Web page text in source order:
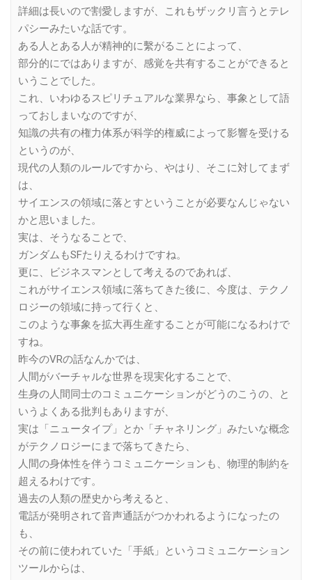
詳細は長いので割愛しますが、これもザックリ言うとテレ
パシーみたいな話です。
ある人とある人が精神的に繫がることによって、
部分的にではありますが、感覚を共有することができると
いうことでした。
これ、いわゆるスピリチュアルな業界なら、事象として語
っておしまいなのですが、
知識の共有の権力体系が科学的権威によって影響を受ける
というのが、
現代の人類のルールですから、やはり、そこに対してまず
は、
サイエンスの領域に落とすということが必要なんじゃない
かと思いました。
実は、そうなることで、
ガンダムもSFたりえるわけですね。
更に、ビジネスマンとして考えるのであれば、
これがサイエンス領域に落ちてきた後に、今度は、テクノ
ロジーの領域に持って行くと、
このような事象を拡大再生産することが可能になるわけで
すね。
昨今のVRの話なんかでは、
人間がバーチャルな世界を現実化することで、
生身の人間同士のコミュニケーションがどうのこうの、と
いうよくある批判もありますが、
実は「ニュータイプ」とか「チャネリング」みたいな概念
がテクノロジーにまで落ちてきたら、
人間の身体性を伴うコミュニケーションも、物理的制約を
超えるわけです。
過去の人類の歴史から考えると、
電話が発明されて音声通話がつかわれるようになったの
も、
その前に使われていた「手紙」というコミュニケーション
ツールからは、